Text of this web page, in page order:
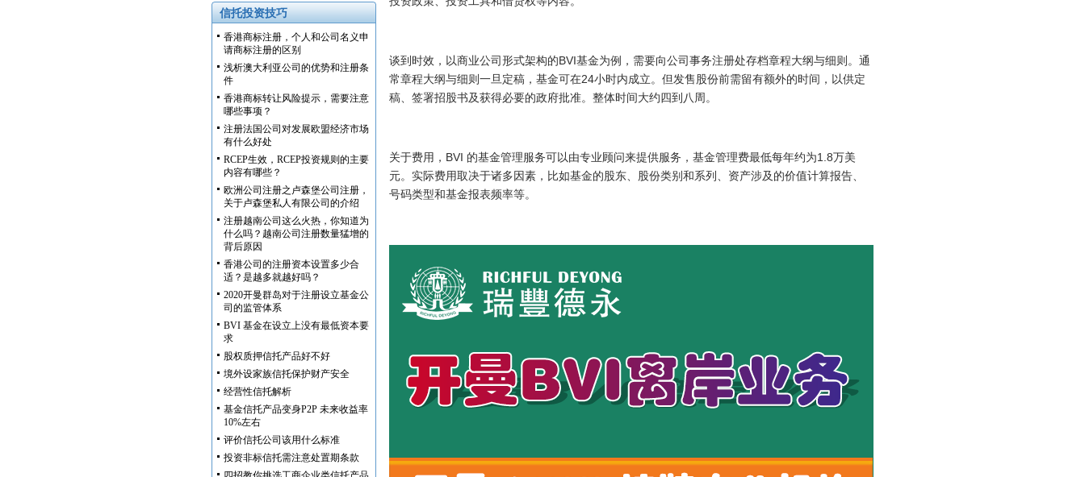
信托投资技巧
香港商标注册，个人和公司名义申
请商标注册的区别
浅析澳大利亚公司的优势和注册条
件
香港商标转让风险提示，需要注意
哪些事项？
注册法国公司对发展欧盟经济市场
有什么好处
RCEP生效，RCEP投资规则的主要
内容有哪些？
欧洲公司注册之卢森堡公司注册，
关于卢森堡私人有限公司的介绍
注册越南公司这么火热，你知道为
什么吗？越南公司注册数量猛增的
背后原因
香港公司的注册资本设置多少合
适？是越多就越好吗？
2020开曼群岛对于注册设立基金公
司的监管体系
BVI 基金在设立上没有最低资本要
求
股权质押信托产品好不好
境外设家族信托保护财产安全
经营性信托解析
基金信托产品变身P2P 未来收益率
10%左右
评价信托公司该用什么标准
投资非标信托需注意处置期条款
谈到时效，以商业公司形式架构的BVI基金为例，需要向公司事务注册处存档章程大纲与细则。通
常章程大纲与细则一旦定稿，基金可在24小时内成立。但发售股份前需留有额外的时间，以供定
稿、签署招股书及获得必要的政府批准。整体时间大约四到八周。
关于费用，BVI 的基金管理服务可以由专业顾问来提供服务，基金管理费最低每年约为1.8万美
元。实际费用取决于诸多因素，比如基金的股东、股份类别和系列、资产涉及的价值计算报告、
号码类型和基金报表频率等。